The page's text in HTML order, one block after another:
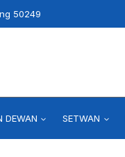
50249
DEWAN SETWAN